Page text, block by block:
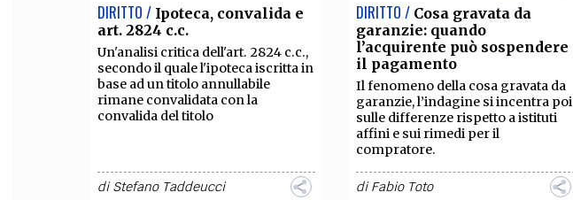
DIRITTO / Ipoteca, convalida e
art. 2824 c.c.
Un'analisi critica dell'art. 2824 c.c.,
secondo il quale l'ipoteca iscritta in
base ad un titolo annullabile
rimane convalidata con la
convalida del titolo
diStefano Taddeucci
DIRITTO / Cosa gravata da
garanzie: quando
l’acquirente può sospendere
il pagamento
Il fenomeno della cosa gravata da
garanzie, l’indagine si incentra poi
sulle differenze rispetto a istituti
affini e sui rimedi per il
compratore.
diFabio Toto